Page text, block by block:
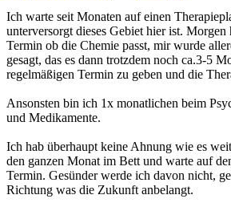
Ich warte seit Monaten auf einen
unterversorgt dieses Gebiet hier ist. Morgen
Termin ob die Chemie passt, mir wurde
gesagt, das es dann trotzdem noch ca.3-5
regelmäßigen Termin zu geben und die
Ansonsten bin ich 1x monatlichen beim
und Medikamente.
Ich hab überhaupt keine Ahnung wie es
den ganzen Monat im Bett und warte auf
Termin. Gesünder werde ich davon nicht,
Richtung was die Zukunft anbelangt.